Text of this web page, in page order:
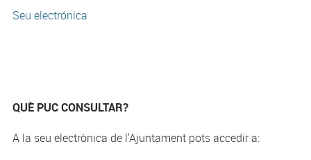
Seu electrónica
QUÈ PUC CONSULTAR?
A la seu electrònica de l'Ajuntament pots accedir a: